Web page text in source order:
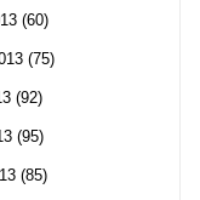
(60)
(75)
(92)
(95)
(85)